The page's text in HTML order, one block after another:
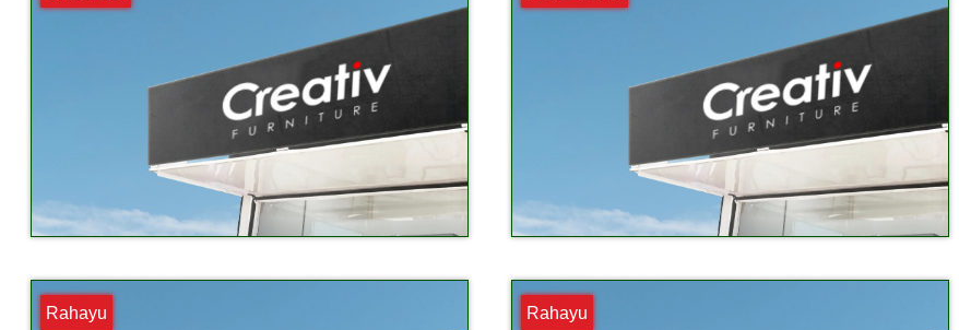
Rahayu Rahayu